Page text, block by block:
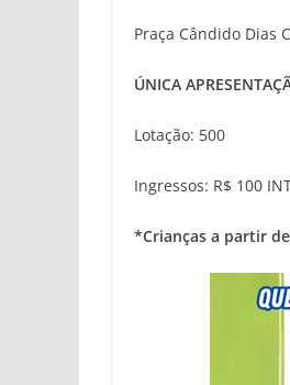
Praça Cândido Dias
ÚNICA
Lotação: 500
Ingressos: R$ 100
*Crianças a partir